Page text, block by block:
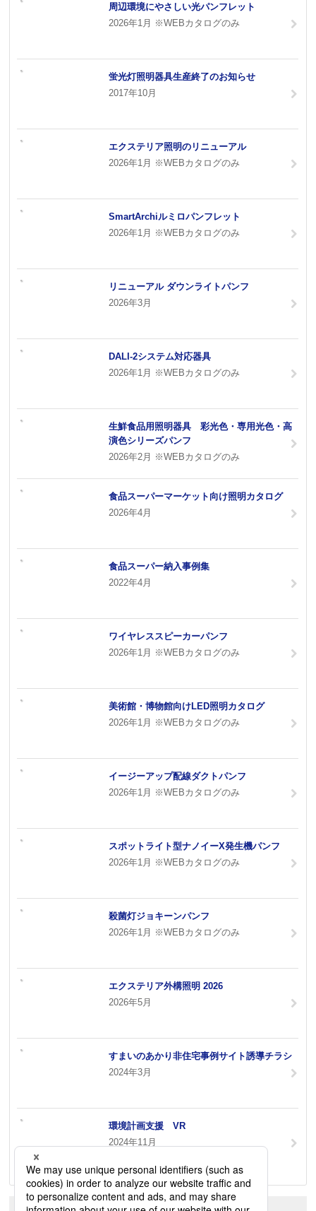
周辺環境にやさしい光パンフレット
2026年1月 ※WEBカタログのみ
蛍光灯照明器具生産終了のお知らせ
2017年10月
エクステリア照明のリニューアル
2026年1月 ※WEBカタログのみ
SmartArchiルミロパンフレット
2026年1月 ※WEBカタログのみ
リニューアル ダウンライトパンフ
2026年3月
DALI-2システム対応器具
2026年1月 ※WEBカタログのみ
生鮮食品用照明器具 彩光色・専用光色・高
演色シリーズパンフ
2026年2月 ※WEBカタログのみ
食品スーパーマーケット向け照明カタログ
2026年4月
食品スーパー納入事例集
2022年4月
ワイヤレススピーカーパンフ
2026年1月 ※WEBカタログのみ
美術館・博物館向けLED照明カタログ
2026年1月 ※WEBカタログのみ
イージーアップ配線ダクトパンフ
2026年1月 ※WEBカタログのみ
スポットライト型ナノイーX発生機パンフ
2026年1月 ※WEBカタログのみ
殺菌灯ジョキーンパンフ
2026年1月 ※WEBカタログのみ
エクステリア外構照明 2026
2026年5月
すまいのあかり非住宅事例サイト誘導チラシ
2024年3月
環境計画支援 VR
2024年11月